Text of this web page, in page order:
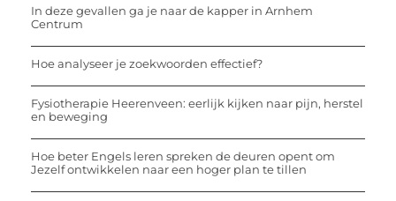
In deze gevallen ga je naar de kapper in Arnhem
Centrum
Hoe analyseer je zoekwoorden effectief?
Fysiotherapie Heerenveen: eerlijk kijken naar pijn, herstel
en beweging
Hoe beter Engels leren spreken de deuren opent om
Jezelf ontwikkelen naar een hoger plan te tillen